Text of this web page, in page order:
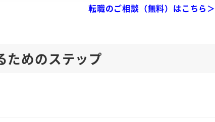
転職のご相談（無料）はこちら＞
ためのステップ